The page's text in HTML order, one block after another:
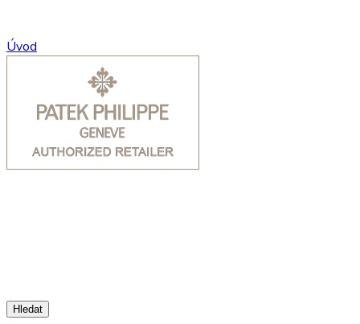
Úvod
Hledat